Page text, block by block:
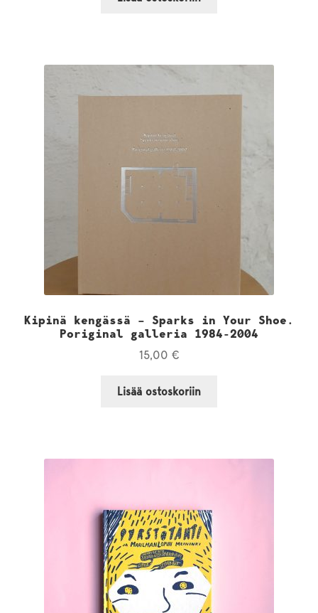
Kipinä kengässä – Sparks in Your Shoe.
Poriginal galleria 1984-2004
15,00 €
Lisää ostoskoriin